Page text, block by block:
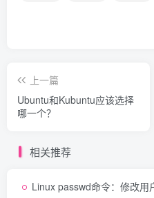
上一篇
Ubuntu和Kubuntu应该选择
哪一个？
相关推荐
Linux passwd命令：修改用